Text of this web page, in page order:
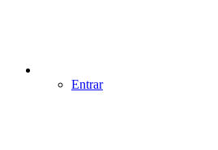
Entrar